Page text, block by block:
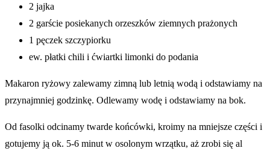
2 jajka
2 garście posiekanych orzeszków ziemnych prażonych
1 pęczek szczypiorku
ew. płatki chili i ćwiartki limonki do podania
Makaron ryżowy zalewamy zimną lub letnią wodą i odstawiamy na
przynajmniej godzinkę. Odlewamy wodę i odstawiamy na bok.
Od fasolki odcinamy twarde końcówki, kroimy na mniejsze części i
gotujemy ją ok. 5-6 minut w osolonym wrzątku, aż zrobi się al